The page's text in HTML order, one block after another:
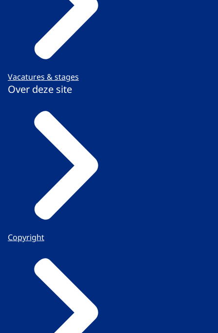
Vacatures & stages
Over deze site
Copyright